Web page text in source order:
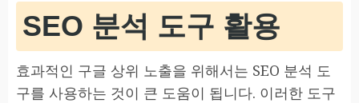
SEO 분석 도구 활용
효과적인 구글 상위 노출을 위해서는 SEO 분석 도
구를 사용하는 것이 큰 도움이 됩니다. 이러한 도구